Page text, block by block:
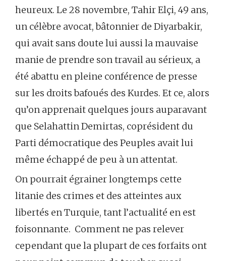
heureux. Le 28 novembre, Tahir Elçi, 49 ans,
un célèbre avocat, bâtonnier de Diyarbakir,
qui avait sans doute lui aussi la mauvaise
manie de prendre son travail au sérieux, a
été abattu en pleine conférence de presse
sur les droits bafoués des Kurdes. Et ce, alors
qu’on apprenait quelques jours auparavant
que Selahattin Demirtas, coprésident du
Parti démocratique des Peuples avait lui
même échappé de peu à un attentat.
On pourrait égrainer longtemps cette
litanie des crimes et des atteintes aux
libertés en Turquie, tant l’actualité en est
foisonnante. Comment ne pas relever
cependant que la plupart de ces forfaits ont